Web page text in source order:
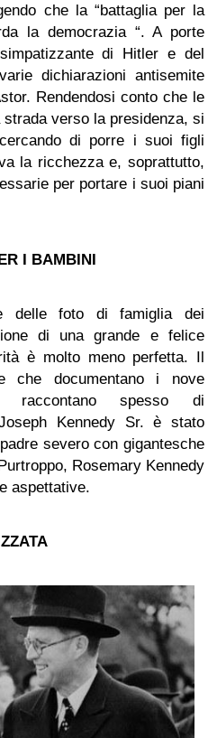
che la “battaglia per la
la democrazia “. A porte
di Hitler e del
dichiarazioni antisemite
Rendendosi conto che le
verso la presidenza, si
di porre i suoi figli
la ricchezza e, soprattutto,
per portare i suoi piani
I BAMBINI
delle foto di famiglia dei
di una grande e felice
è molto meno perfetta. Il
che documentano i nove
raccontano spesso di
Kennedy Sr. è stato
severo con gigantesche
Rosemary Kennedy
aspettative.